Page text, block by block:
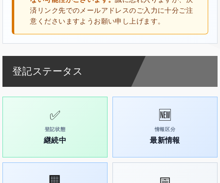
済リンク先でのメールアドレスのご入力に十分ご注
意くださいますようお願い申し上げます。
登記ステータス
✅
登記状態
継続中
🆕
情報区分
最新情報